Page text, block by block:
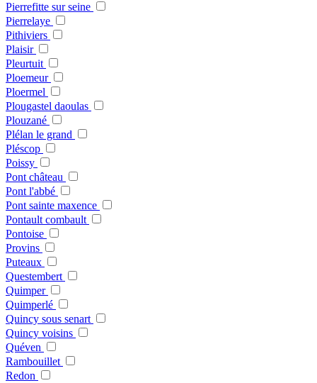
Pierrefitte sur seine
Pierrelaye
Pithiviers
Plaisir
Pleurtuit
Ploemeur
Ploermel
Plougastel daoulas
Plouzané
Plélan le grand
Pléscop
Poissy
Pont château
Pont l'abbé
Pont sainte maxence
Pontault combault
Pontoise
Provins
Puteaux
Questembert
Quimper
Quimperlé
Quincy sous senart
Quincy voisins
Quéven
Rambouillet
Redon